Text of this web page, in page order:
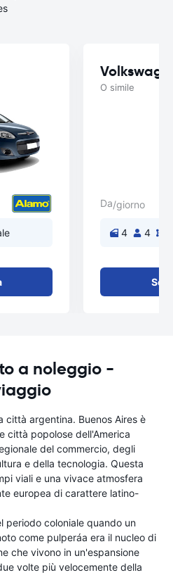
O simile
Da/giorno
4 4
a noleggio -
città argentina. Buenos Aires è
città popolose dell'America
del commercio, degli
e della tecnologia. Questa
viali e una vivace atmosfera
europea di carattere latino-
periodo coloniale quando un
come pulperáa era il nucleo di
che vivono in un'espansione
volte più velocemente della